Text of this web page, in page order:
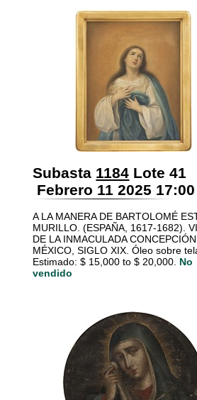
Subasta 1184 Lote 41
Febrero 11 2025 17:00
A LA MANERA DE BARTOLOMÉ
MURILLO. (ESPAÑA, 1617-1682).
DE LA INMACULADA CONCEPCIÓN.
MÉXICO, SIGLO XIX. Óleo sobre
Estimado: $ 15,000 to $ 20,000. No
vendido